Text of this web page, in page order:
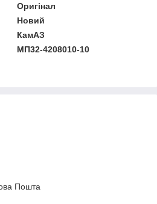
Оригінал
Новий
КамАЗ
МП32-4208010-10
Пошта